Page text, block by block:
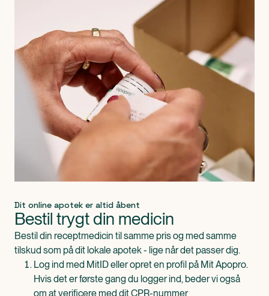
Dit online apotek er altid åbent
Bestil trygt din medicin
Bestil din receptmedicin til samme pris og med samme
tilskud som på dit lokale apotek - lige når det passer dig.
Log ind med MitID eller opret en profil på Mit Apopro.
Hvis det er første gang du logger ind, beder vi også
om at verificere med dit CPR-nummer